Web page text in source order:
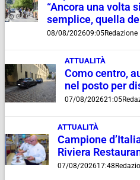
“Ancora una volta
semplice, quella
08/08/202609:05Redazione
ATTUALITÀ
Como centro,
nel posto per
07/08/202621:05
ATTUALITÀ
Campione
Riviera
07/08/202617:48